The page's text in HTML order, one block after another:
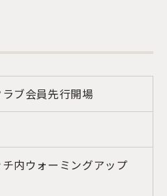
ブ会員先行開場
内ウォーミングアップ